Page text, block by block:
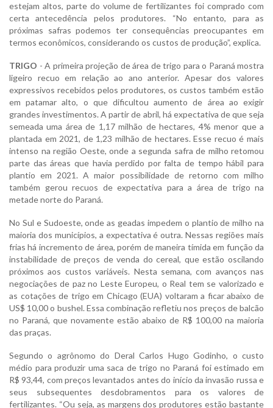
estejam altos, parte do volume de fertilizantes foi comprado com
certa antecedência pelos produtores. “No entanto, para as
próximas safras podemos ter consequências preocupantes em
termos econômicos, considerando os custos de produção”, explica.
TRIGO - A primeira projeção de área de trigo para o Paraná mostra
ligeiro recuo em relação ao ano anterior. Apesar dos valores
expressivos recebidos pelos produtores, os custos também estão
em patamar alto, o que dificultou aumento de área ao exigir
grandes investimentos. A partir de abril, há expectativa de que seja
semeada uma área de 1,17 milhão de hectares, 4% menor que a
plantada em 2021, de 1,23 milhão de hectares. Esse recuo é mais
intenso na região Oeste, onde a segunda safra de milho retomou
parte das áreas que havia perdido por falta de tempo hábil para
plantio em 2021. A maior possibilidade de retorno com milho
também gerou recuos de expectativa para a área de trigo na
metade norte do Paraná.
No Sul e Sudoeste, onde as geadas impedem o plantio de milho na
maioria dos municípios, a expectativa é outra. Nessas regiões mais
frias há incremento de área, porém de maneira tímida em função da
instabilidade de preços de venda do cereal, que estão oscilando
próximos aos custos variáveis. Nesta semana, com avanços nas
negociações de paz no Leste Europeu, o Real tem se valorizado e
as cotações de trigo em Chicago (EUA) voltaram a ficar abaixo de
US$ 10,00 o bushel. Essa combinação refletiu nos preços de balcão
no Paraná, que novamente estão abaixo de R$ 100,00 na maioria
das praças.
Segundo o agrônomo do Deral Carlos Hugo Godinho, o custo
médio para produzir uma saca de trigo no Paraná foi estimado em
R$ 93,44, com preços levantados antes do início da invasão russa e
seus subsequentes desdobramentos para os valores de
fertilizantes. “Ou seja, as margens dos produtores estão bastante